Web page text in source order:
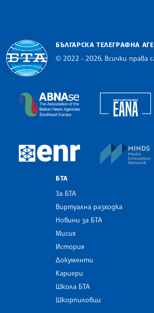
БЪЛГАРСКА ТЕЛЕГРАФНА
© 2022 - 2026, Всички права
The Assocoation of
European Newsroom
БТА
За БТА
Виртуална разходка
Новини за БТА
Мисия
История
Документи
Кариери
Школа БТА
Шкорпиловци